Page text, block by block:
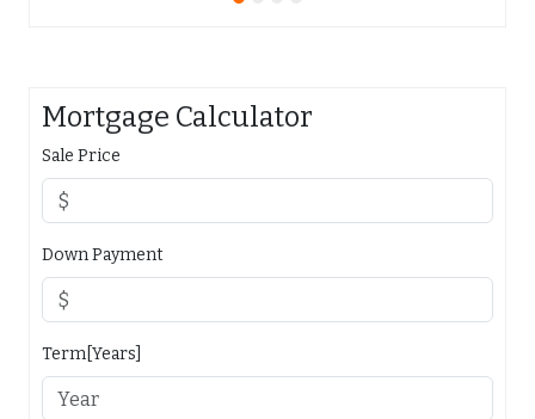
Mortgage Calculator
Sale Price
Down Payment
Term[Years]